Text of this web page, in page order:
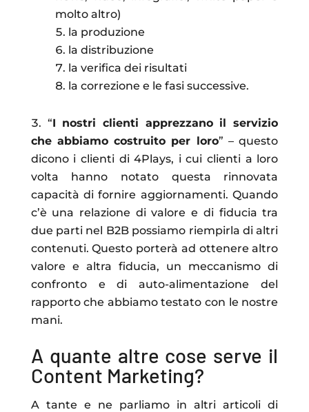
molto altro)
la produzione
la distribuzione
la verifica dei risultati
la correzione e le fasi successive.
“I nostri clienti apprezzano il servizio
che abbiamo costruito per loro” – questo
dicono i clienti di 4Plays, i cui clienti a loro
volta hanno notato questa rinnovata
capacità di fornire aggiornamenti. Quando
c’è una relazione di valore e di fiducia tra
due parti nel B2B possiamo riempirla di altri
contenuti. Questo porterà ad ottenere altro
valore e altra fiducia, un meccanismo di
confronto e di auto-alimentazione del
rapporto che abbiamo testato con le nostre
mani.
A quante altre cose serve il
Content Marketing?
A tante e ne parliamo in altri articoli di